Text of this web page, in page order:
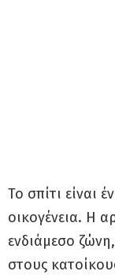
Το σπίτι είναι
οικογένεια. Η
ενδιάμεσο
στους